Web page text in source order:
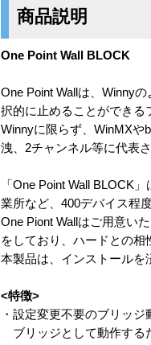
商品説明
One Point Wall BLOCK
One Point Wallは、Winny
択的に止めることができる
Winnyに限らず、WinMXや
洩、2チャンネル等に代表
「One Point Wall BLOCK
業所など、400デバイス程
One Piont Wallはご用意い
をしており、ハードとの相
本製品は、インストールを
<特徴>
・設定変更不要のブリッジ
ブリッジとして動作する